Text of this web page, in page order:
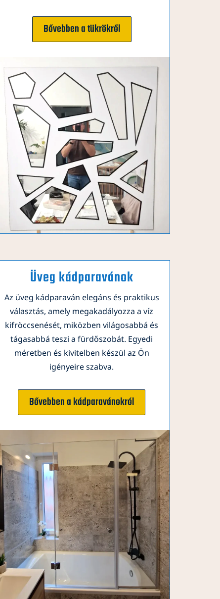
Bővebben a tükrökről
Üveg kádparavánok
Az üveg kádparaván elegáns és praktikus
választás, amely megakadályozza a víz
kifröccsenését, miközben világosabbá és
tágasabbá teszi a fürdőszobát. Egyedi
méretben és kivitelben készül az Ön
igényeire szabva.
Bővebben a kádparavánokról